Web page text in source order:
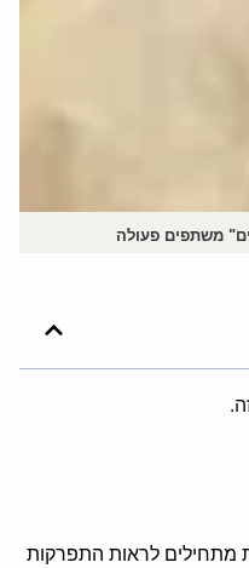
משתפים פעולה
לראות התפרקות